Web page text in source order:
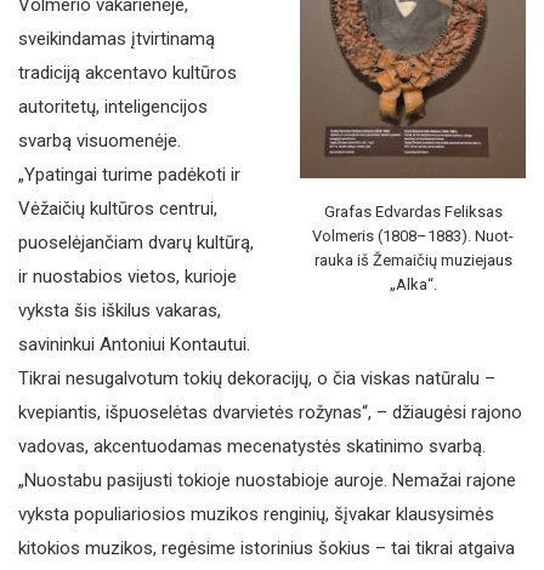
Grafas Edvardas Feliksas
Volmeris (1808–1883). Nuot­
rauka iš Žemaičių muziejaus
„Alka“.
Volmerio vakarienėje,
sveikindamas įtvirtinamą
tradiciją akcentavo kultūros
autoritetų, inteligencijos
svarbą visuomenėje.
„Ypatingai turime padėkoti ir
Vėžaičių kultūros centrui,
puoselėjančiam dvarų kultūrą,
ir nuostabios vietos, kurioje
vyksta šis iškilus vakaras,
savininkui Antoniui Kontautui.
Tikrai nesugalvotum tokių dekoracijų, o čia viskas natūralu –
kvepiantis, išpuoselėtas dvarvietės rožynas“, – džiaugėsi rajono
vadovas, akcentuodamas mecenatystės skatinimo svarbą.
„Nuostabu pasijusti tokioje nuostabioje auroje. Nemažai rajone
vyksta populiariosios muzikos renginių, šįvakar klausysimės
kitokios muzikos, regėsime istorinius šokius – tai tikrai atgaiva